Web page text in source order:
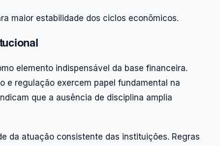
maior estabilidade dos ciclos econômicos.
elemento indispensável da base financeira.
e regulação exercem papel fundamental na
que a ausência de disciplina amplia
da atuação consistente das instituições. Regras